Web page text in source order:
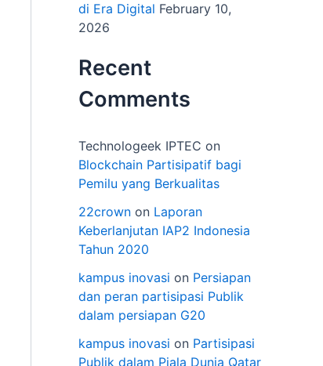
di Era Digital February 10,
2026
Recent
Comments
Technologeek IPTEC on
Blockchain Partisipatif bagi
Pemilu yang Berkualitas
22crown on Laporan
Keberlanjutan IAP2 Indonesia
Tahun 2020
kampus inovasi on Persiapan
dan peran partisipasi Publik
dalam persiapan G20
kampus inovasi on Partisipasi
Publik dalam Piala Dunia Qatar